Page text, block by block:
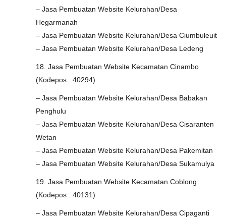
– Jasa Pembuatan Website Kelurahan/Desa
Hegarmanah
– Jasa Pembuatan Website Kelurahan/Desa Ciumbuleuit
– Jasa Pembuatan Website Kelurahan/Desa Ledeng
18. Jasa Pembuatan Website Kecamatan Cinambo
(Kodepos : 40294)
– Jasa Pembuatan Website Kelurahan/Desa Babakan
Penghulu
– Jasa Pembuatan Website Kelurahan/Desa Cisaranten
Wetan
– Jasa Pembuatan Website Kelurahan/Desa Pakemitan
– Jasa Pembuatan Website Kelurahan/Desa Sukamulya
19. Jasa Pembuatan Website Kecamatan Coblong
(Kodepos : 40131)
– Jasa Pembuatan Website Kelurahan/Desa Cipaganti